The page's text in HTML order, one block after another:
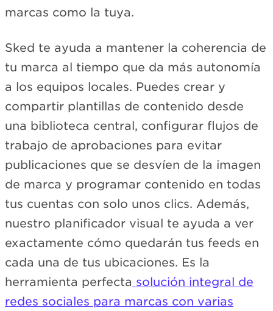
marcas como la tuya.
Sked te ayuda a mantener la coherencia de
tu marca al tiempo que da más autonomía
a los equipos locales. Puedes crear y
compartir plantillas de contenido desde
una biblioteca central, configurar flujos de
trabajo de aprobaciones para evitar
publicaciones que se desvíen de la imagen
de marca y programar contenido en todas
tus cuentas con solo unos clics. Además,
nuestro planificador visual te ayuda a ver
exactamente cómo quedarán tus feeds en
cada una de tus ubicaciones. Es la
herramienta perfecta solución integral de
redes sociales para marcas con varias